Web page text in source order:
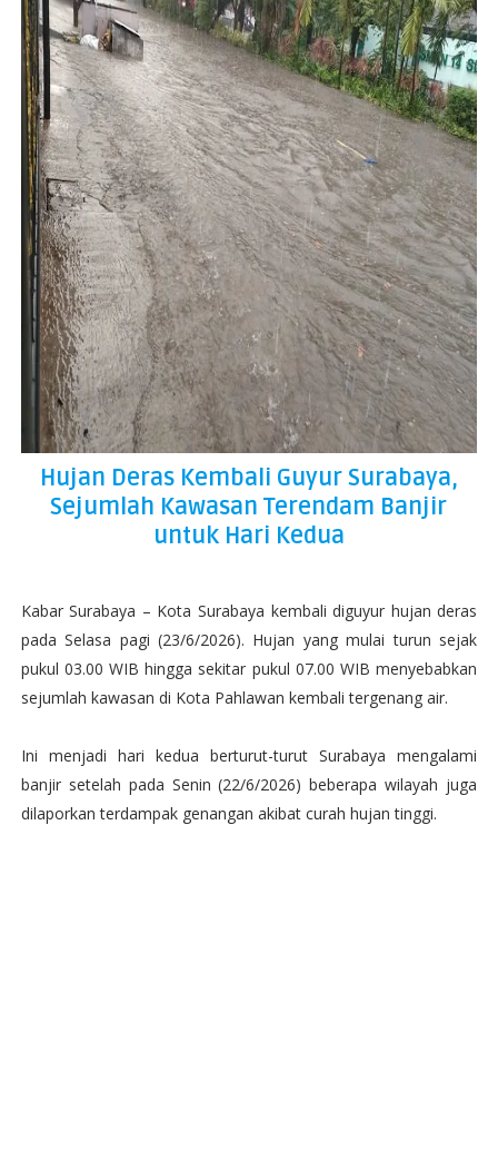
Hujan Deras Kembali Guyur Surabaya,
Sejumlah Kawasan Terendam Banjir
untuk Hari Kedua
Kabar Surabaya – Kota Surabaya kembali diguyur hujan deras
pada Selasa pagi (23/6/2026). Hujan yang mulai turun sejak
pukul 03.00 WIB hingga sekitar pukul 07.00 WIB menyebabkan
sejumlah kawasan di Kota Pahlawan kembali tergenang air.
Ini menjadi hari kedua berturut-turut Surabaya mengalami
banjir setelah pada Senin (22/6/2026) beberapa wilayah juga
dilaporkan terdampak genangan akibat curah hujan tinggi.